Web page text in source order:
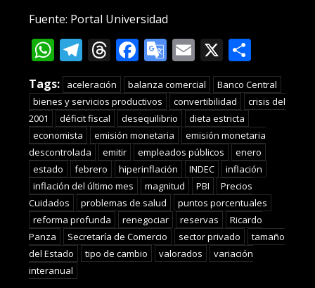
Fuente: Portal Universidad
WhatsApp
Telegram
Threads
Facebook
Google
Translate
Email
X
Tags: aceleración balanza comercial
Banco Central
bienes y servicios productivos
convertibilidad
crisis del
2001
déficit fiscal desequilibrio
dieta estricta
economista
emisión monetaria
emisión monetaria
descontrolada
emitir empleados públicos
enero
estado
febrero hiperinflación INDEC
inflación
inflación del último mes
magnitud PBI
Precios
Cuidados
problemas de salud
puntos porcentuales
reforma profunda
renegociar reservas
Ricardo
Panza
Secretaría de Comercio sector privado
tamaño
del Estado
tipo de cambio valorados
variación
interanual